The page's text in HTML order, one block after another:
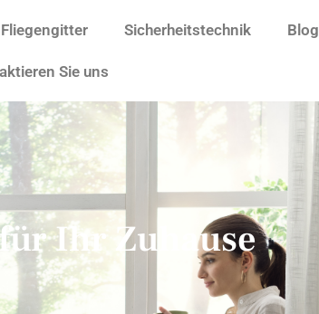
Fliegengitter Sicherheitstechnik Blog
Sie uns
Ihr Zuhause